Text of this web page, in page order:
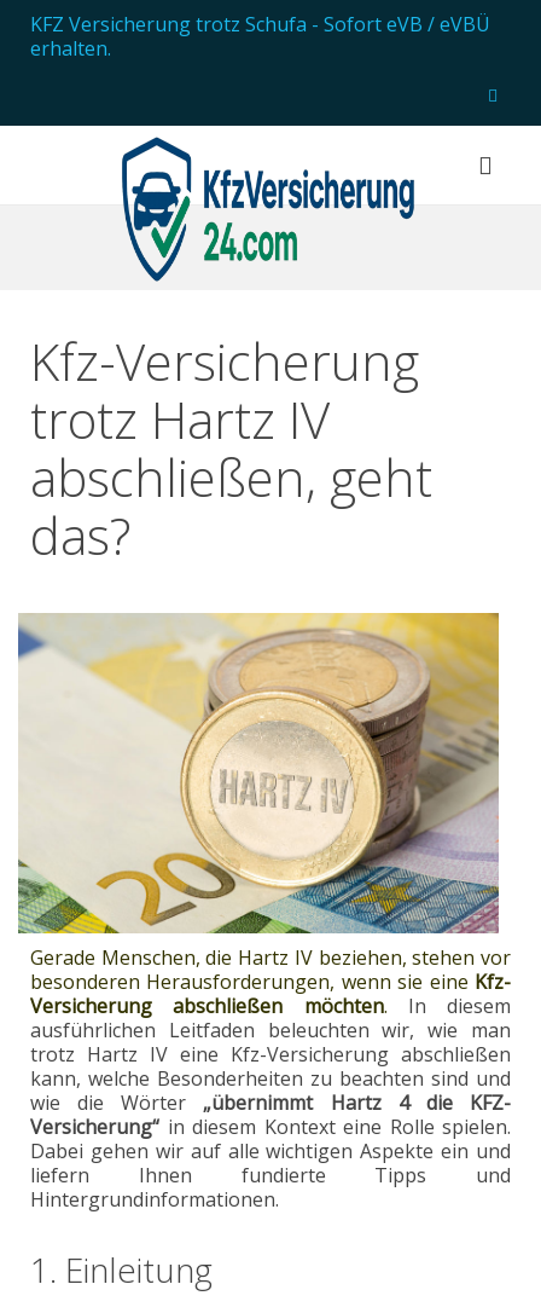
KFZ Versicherung trotz Schufa - Sofort eVB / eVBÜ
erhalten.
Kfz-Versicherung
trotz Hartz IV
abschließen, geht
das?
Gerade Menschen, die Hartz IV beziehen, stehen vor
besonderen Herausforderungen, wenn sie eine Kfz-
Versicherung abschließen möchten. In diesem
ausführlichen Leitfaden beleuchten wir, wie man
trotz Hartz IV eine Kfz-Versicherung abschließen
kann, welche Besonderheiten zu beachten sind und
wie die Wörter„übernimmt Hartz 4 die KFZ-
Versicherung“ in diesem Kontext eine Rolle spielen.
Dabei gehen wir auf alle wichtigen Aspekte ein und
liefern Ihnen fundierte Tipps und
Hintergrundinformationen.
1. Einleitung